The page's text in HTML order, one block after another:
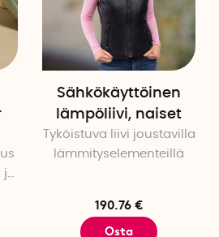
ja
Sähkökäyttöinen
lämpöliivi, naiset
Tyköistuva liivi joustavilla
lämmityselementeillä
190.76 €
Osta